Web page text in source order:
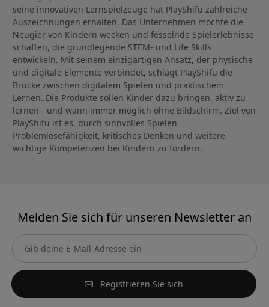
seine innovativen Lernspielzeuge hat PlayShifu zahlreiche
Auszeichnungen erhalten. Das Unternehmen möchte die
Neugier von Kindern wecken und fesselnde Spielerlebnisse
schaffen, die grundlegende STEM- und Life Skills
entwickeln. Mit seinem einzigartigen Ansatz, der physische
und digitale Elemente verbindet, schlägt PlayShifu die
Brücke zwischen digitalem Spielen und praktischem
Lernen. Die Produkte sollen Kinder dazu bringen, aktiv zu
lernen - und wann immer möglich ohne Bildschirm. Ziel von
PlayShifu ist es, durch sinnvolles Spielen
Problemlösefähigkeit, kritisches Denken und weitere
wichtige Kompetenzen bei Kindern zu fördern.
Melden Sie sich für unseren Newsletter an
Registrieren Sie sich